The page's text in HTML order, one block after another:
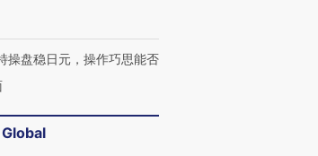
操盘稳日元，操作巧思能否